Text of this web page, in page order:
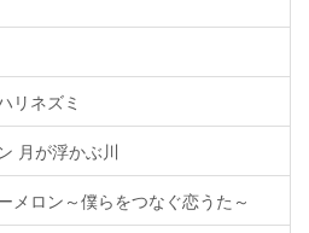
リネズミ
月が浮かぶ川
メロン～僕らをつなぐ恋うた～